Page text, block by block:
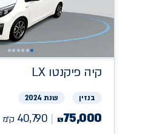
קיה פיקנטו LX
בנזין שנת 2024
₪75,000
40,790 ק״מ